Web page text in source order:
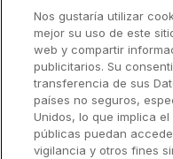
Soluciones
Precios
Socios
Soluciones
Nos gustaría utilizar
mejor su uso de este
web y compartir
publicitarios. Su
transferencia de sus
países no seguros,
Unidos, lo que implica
públicas puedan
vigilancia y otros fines